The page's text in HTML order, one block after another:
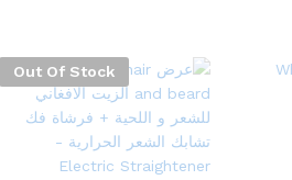
Out Of Stock